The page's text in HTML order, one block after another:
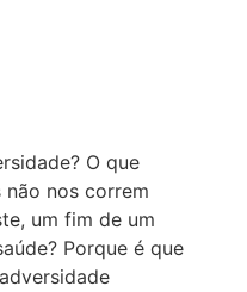
O que
nos correm
um fim de um
Porque é que